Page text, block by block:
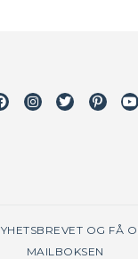
FacebookInstagram
Twitter
OG FÅ
MAILBOKSEN